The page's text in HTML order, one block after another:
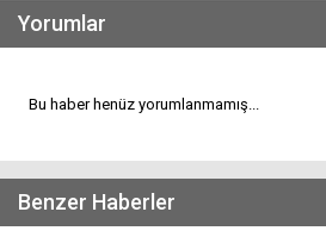
Yorumlar
Bu haber henüz yorumlanmamış...
Benzer Haberler